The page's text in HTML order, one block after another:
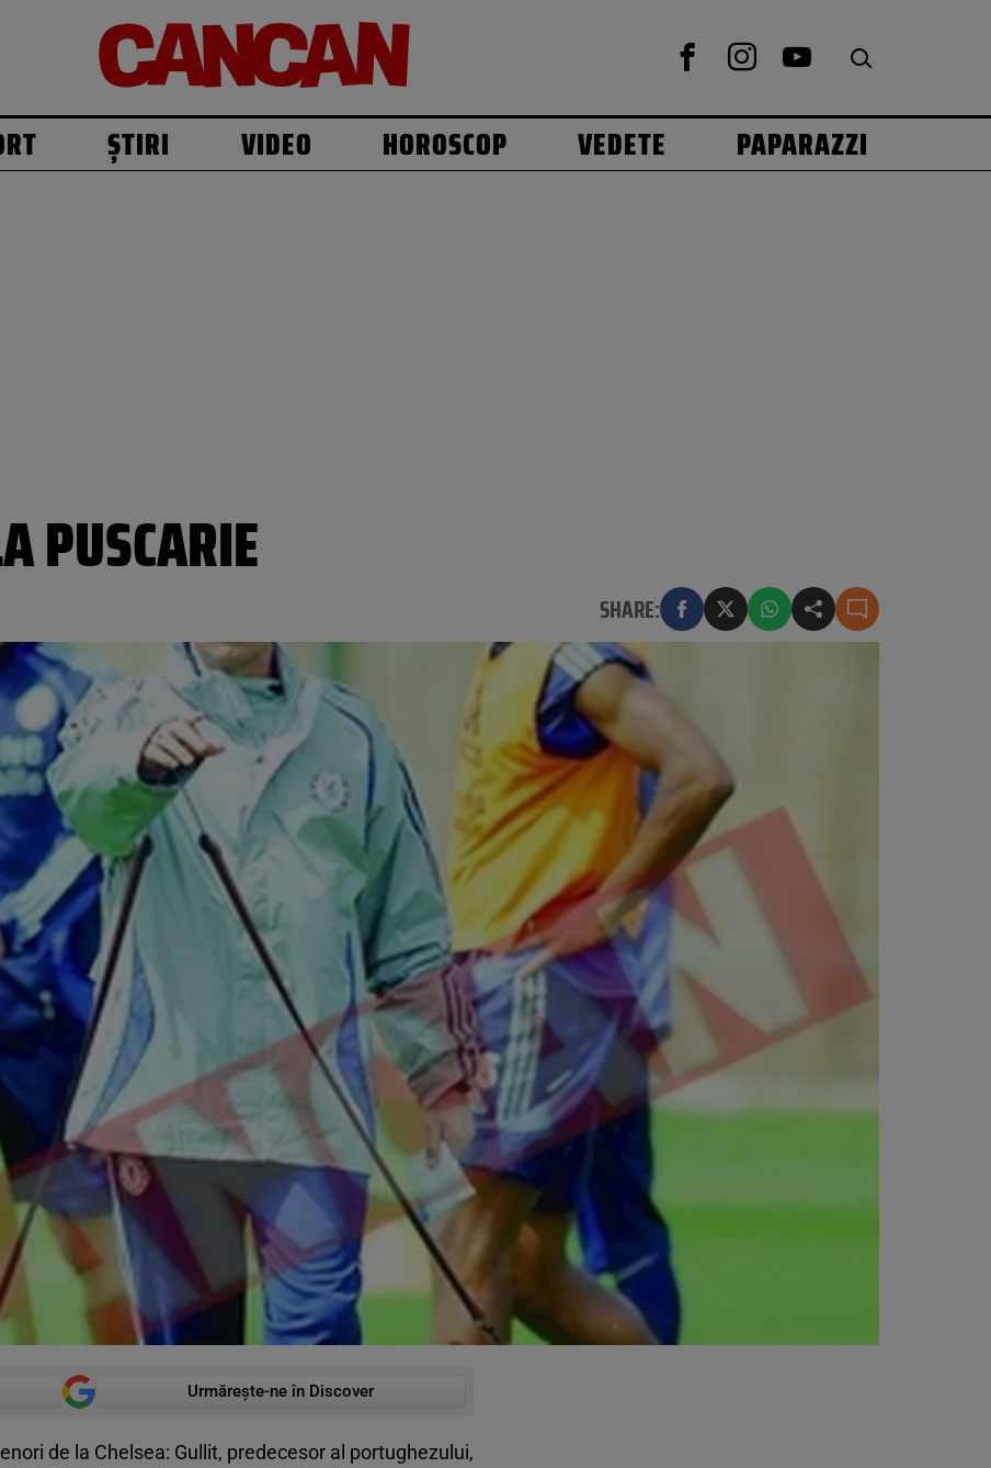
ȘTIRI VIDEO HOROSCOP VEDETE PAPARAZZI
PUSCARIE
SHARE:
Urmărește-ne în Discover
de la Chelsea: Gullit, predecesor al portughezului,